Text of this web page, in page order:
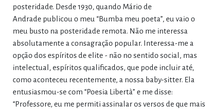
posteridade. Desde 1930, quando Mário de
Andrade publicou o meu “Bumba meu poeta”, eu vaio o
meu busto na posteridade remota. Não me interessa
absolutamente a consagração popular. Interessa-me a
opção dos espíritos de elite - não no sentido social, mas
intelectual, espíritos qualificados, que pode incluir até,
como aconteceu recentemente, a nossa baby-sitter. Ela
entusiasmou-se com “Poesia Libertà” e me disse:
“Professore, eu me permiti assinalar os versos de que mais